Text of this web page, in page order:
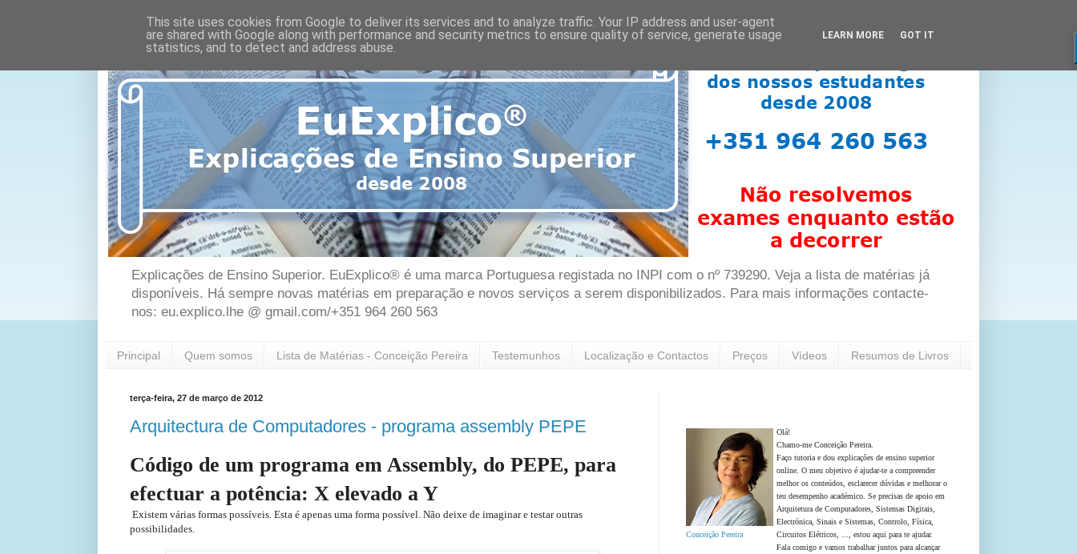
Explicações de Ensino Superior. EuExplico® é uma marca Portuguesa registada no INPI com o nº 739290. Veja a lista de matérias já
disponíveis. Há sempre novas matérias em preparação e novos serviços a serem disponibilizados. Para mais informações contacte-
nos: eu.explico.lhe @ gmail.com/+351 964 260 563
Principal Quem somos Lista de Matérias - Conceição Pereira Testemunhos Localização e Contactos Preços Vídeos Resumos de Livros
terça-feira, 27 de março de 2012
Arquitectura de Computadores - programa assembly PEPE
Código de um programa em Assembly, do PEPE, para
efectuar a potência: X elevado a Y
Existem várias formas possíveis. Esta é apenas uma forma possível. Não deixe de imaginar e testar outras
possibilidades.
Conceição Pereira
Olá!
Chamo-me Conceição Pereira.
Faço tutoria e dou explicações de ensino superior
online. O meu objetivo é ajudar-te a compreender
melhor os conteúdos, esclarecer dúvidas e melhorar o
teu desempenho académico. Se precisas de apoio em
Arquitetura de Computadores, Sistemas Digitais,
Electrónica, Sinais e Sistemas, Controlo, Física,
Circuitos Elétricos, ..., estou aqui para te ajudar.
Fala comigo e vamos trabalhar juntos para alcançar
This site uses cookies from Google to deliver its services and to analyze traffic. Your IP address and user-agent
are shared with Google along with performance and security metrics to ensure quality of service, generate usage
statistics, and to detect and address abuse.
LEARN MORE GOT IT